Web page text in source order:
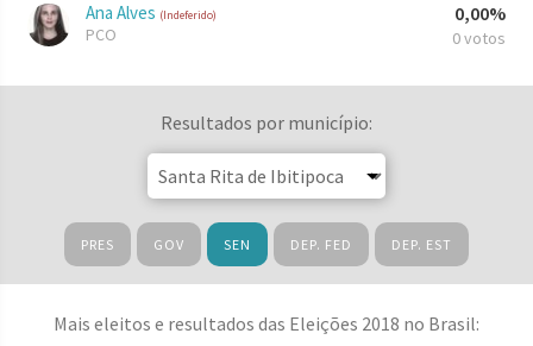
Ana Alves (Indeferido)
PCO
0,00%
0 votos
Resultados por município:
PRES GOV SEN DEP. FED DEP. EST
Mais eleitos e resultados das Eleições 2018 no Brasil: